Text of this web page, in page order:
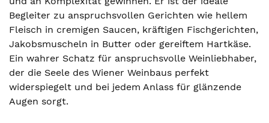
Begleiter zu anspruchsvollen Gerichten wie hellem
Fleisch in cremigen Saucen, kräftigen Fischgerichten,
Jakobsmuscheln in Butter oder gereiftem Hartkäse.
Ein wahrer Schatz für anspruchsvolle Weinliebhaber,
der die Seele des Wiener Weinbaus perfekt
widerspiegelt und bei jedem Anlass für glänzende
Augen sorgt.